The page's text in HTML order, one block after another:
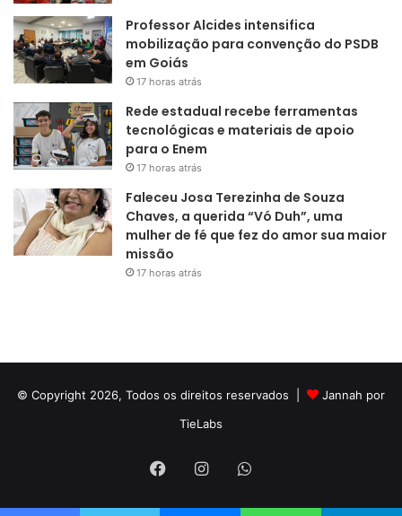
Professor Alcides intensifica
mobilização para convenção do PSDB
em Goiás
17 horas atrás
Rede estadual recebe ferramentas
tecnológicas e materiais de apoio
para o Enem
17 horas atrás
Faleceu Josa Terezinha de Souza
Chaves, a querida “Vó Duh”, uma
mulher de fé que fez do amor sua maior
missão
17 horas atrás
© Copyright 2026, Todos os direitos reservados |
Jannah por
TieLabs
FacebookInstagramWhatsApp